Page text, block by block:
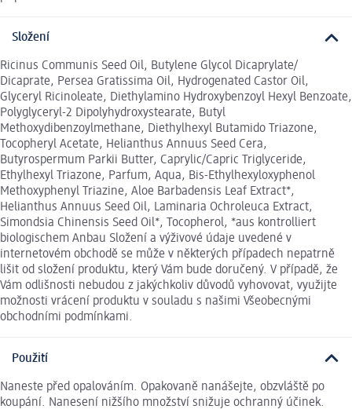
Složení
Ricinus Communis Seed Oil, Butylene Glycol Dicaprylate/
Dicaprate, Persea Gratissima Oil, Hydrogenated Castor Oil,
Glyceryl Ricinoleate, Diethylamino Hydroxybenzoyl Hexyl Benzoate,
Polyglyceryl-2 Dipolyhydroxystearate, Butyl
Methoxydibenzoylmethane, Diethylhexyl Butamido Triazone,
Tocopheryl Acetate, Helianthus Annuus Seed Cera,
Butyrospermum Parkii Butter, Caprylic/Capric Triglyceride,
Ethylhexyl Triazone, Parfum, Aqua, Bis-Ethylhexyloxyphenol
Methoxyphenyl Triazine, Aloe Barbadensis Leaf Extract*,
Helianthus Annuus Seed Oil, Laminaria Ochroleuca Extract,
Simondsia Chinensis Seed Oil*, Tocopherol, *aus kontrolliert
biologischem Anbau Složení a výživové údaje uvedené v
internetovém obchodě se může v některých případech nepatrně
lišit od složení produktu, který Vám bude doručený. V případě, že
Vám odlišnosti nebudou z jakýchkoliv důvodů vyhovovat, využijte
možnosti vrácení produktu v souladu s našimi Všeobecnými
obchodními podmínkami.
Použití
Naneste před opalováním. Opakovaně nanášejte, obzvláště po
koupání. Nanesení nižšího množství snižuje ochranný účinek.